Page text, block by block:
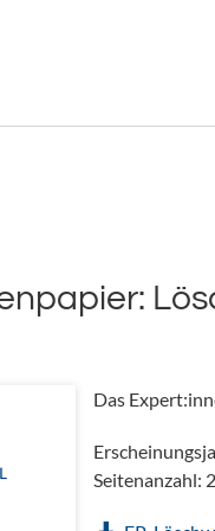
Das
Seitenanzahl: